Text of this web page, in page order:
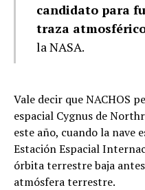
candidato para
traza
la NASA.
Vale decir que NACHOS
espacial Cygnus de
este año, cuando la nave
Estación Espacial
órbita terrestre baja
atmósfera terrestre.